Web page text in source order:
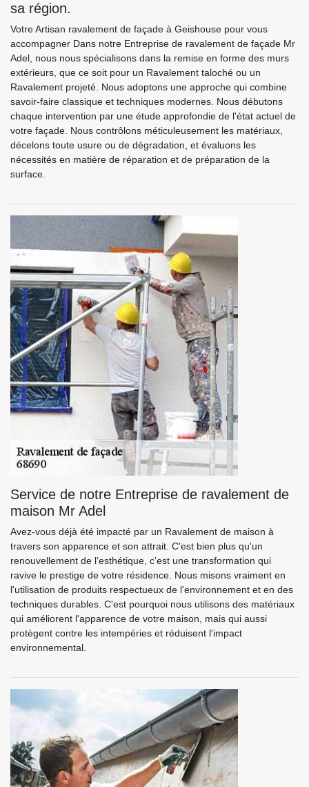
sa région.
Votre Artisan ravalement de façade à Geishouse pour vous
accompagner Dans notre Entreprise de ravalement de façade Mr
Adel, nous nous spécialisons dans la remise en forme des murs
extérieurs, que ce soit pour un Ravalement taloché ou un
Ravalement projeté. Nous adoptons une approche qui combine
savoir-faire classique et techniques modernes. Nous débutons
chaque intervention par une étude approfondie de l'état actuel de
votre façade. Nous contrôlons méticuleusement les matériaux,
décelons toute usure ou de dégradation, et évaluons les
nécessités en matière de réparation et de préparation de la
surface.
Service de notre Entreprise de ravalement de
maison Mr Adel
Avez-vous déjà été impacté par un Ravalement de maison à
travers son apparence et son attrait. C'est bien plus qu'un
renouvellement de l’esthétique, c'est une transformation qui
ravive le prestige de votre résidence. Nous misons vraiment en
l'utilisation de produits respectueux de l'environnement et en des
techniques durables. C'est pourquoi nous utilisons des matériaux
qui améliorent l'apparence de votre maison, mais qui aussi
protègent contre les intempéries et réduisent l'impact
environnemental.